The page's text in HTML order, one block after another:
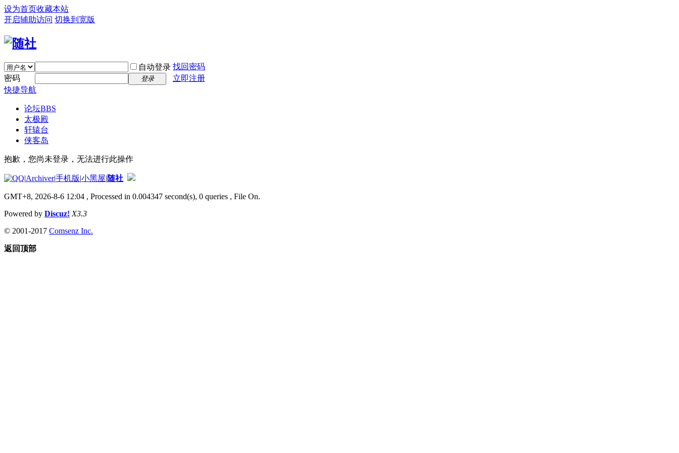
设为首页收藏本站
开启辅助访问 切换到宽版
自动登录 找回密码
密码
登录
立即注册
快捷导航
论坛BBS
太极殿
轩辕台
侠客岛
抱歉，您尚未登录，无法进行此操作
|Archiver|手机版|小黑屋|随社
GMT+8, 2026-8-6 12:04 , Processed in 0.004347 second(s), 0 queries , File On.
Powered by Discuz! X3.3
© 2001-2017 Comsenz Inc.
返回顶部